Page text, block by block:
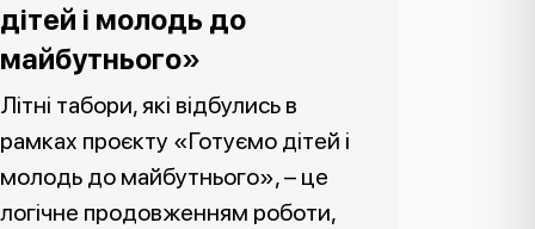
дітей і молодь до
майбутнього»
Літні табори, які відбулись в
рамках проєкту «Готуємо дітей і
молодь до майбутнього», – це
логічне продовженням роботи,